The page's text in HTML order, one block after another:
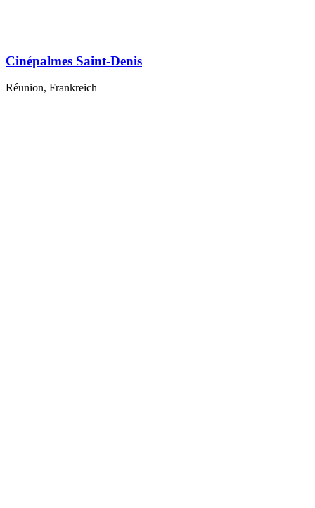
Cinépalmes Saint-Denis
Réunion, Frankreich